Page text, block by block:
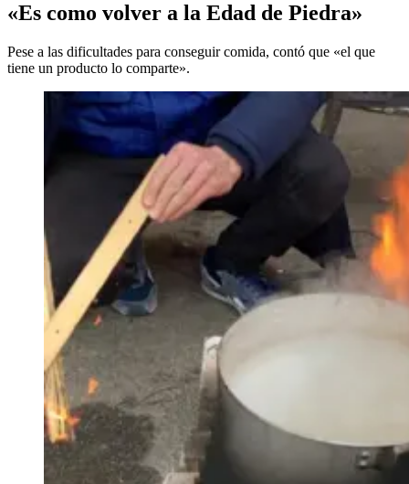
«Es como volver a la Edad de Piedra»
Pese a las dificultades para conseguir comida, contó que «el que
tiene un producto lo comparte».